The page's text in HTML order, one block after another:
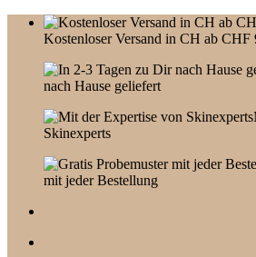
Skip
Kostenloser Versand in CH ab CHF
nach Hause geliefert
Skinexperts
mit jeder Bestellung